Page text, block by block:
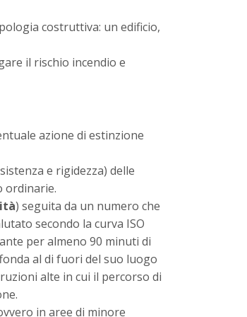
costruttiva: un edificio,
il rischio incendio e
azione di estinzione
e rigidezza) delle
ordinarie.
) seguita da un numero che
secondo la curva ISO
per almeno 90 minuti di
al di fuori del suo luogo
alte in cui il percorso di
in aree di minore